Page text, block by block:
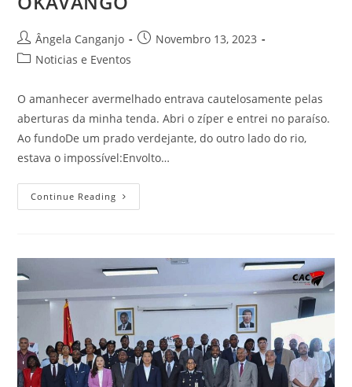
Ângela Canganjo
Novembro 13, 2023
Noticias e Eventos
O amanhecer avermelhado entrava cautelosamente pelas
aberturas da minha tenda. Abri o zíper e entrei no paraíso.
Ao fundoDe um prado verdejante, do outro lado do rio,
estava o impossível:Envolto…
Continue Reading